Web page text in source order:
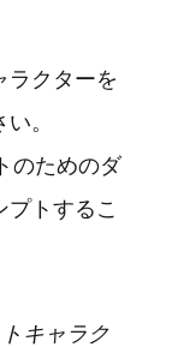
ラクターを
。
のためのダ
トするこ
キャラク